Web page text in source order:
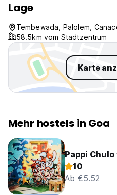
Lage
Tembewada, Palolem,
58.5km vom Stadtzentrum
Karte
Mehr hostels in Goa
Pappi
10
Ab €5.52